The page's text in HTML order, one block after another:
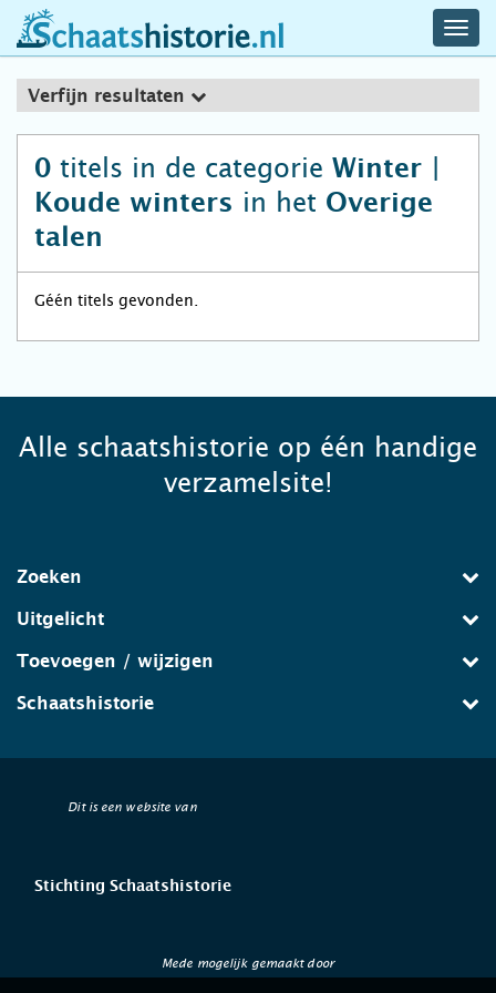
schaatshistorie.nl
Verfijn resultaten
0 titels in de categorie Winter |
Koude winters in het Overige
talen
Géén titels gevonden.
Alle schaatshistorie op één handige
verzamelsite!
Zoeken
Uitgelicht
Toevoegen / wijzigen
Schaatshistorie
Dit is een website van
Stichting Schaatshistorie
Mede mogelijk gemaakt door